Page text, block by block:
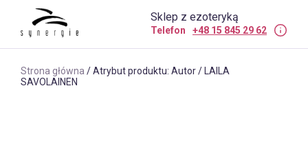
Sklep z ezoteryką
Telefon +48 15 845 29 62
Strona główna / Atrybut produktu: Autor / LAILA
SAVOLAINEN